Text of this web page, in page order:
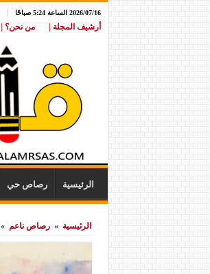
2026/07/16 الساعة 5:24 صباحًا
أرشيف المجلة | من نحن؟ |
الرئيسية رصاص حي
الرئيسية » رصاص ناعم »